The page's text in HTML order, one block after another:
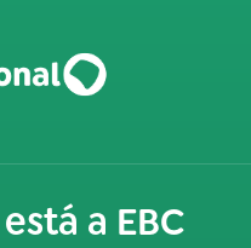
a EBC